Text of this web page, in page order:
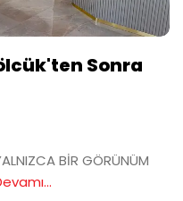
Sonra
BİR GÖRÜNÜM